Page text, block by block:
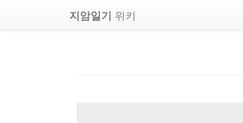
지암일기 위키